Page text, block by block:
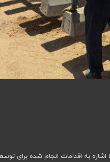
اشاره به اقدامات انجام شده برای